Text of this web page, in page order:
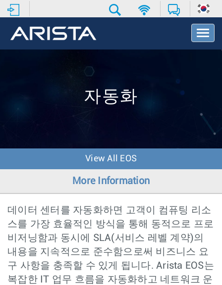
T
o
v
o
자동화
View All EOS
More Information
데이터 센터를 자동화하면 고객이 컴퓨팅 리소
스를 가장 효율적인 방식을 통해 동적으로 프로
비저닝함과 동시에 SLA(서비스 레벨 계약)의
내용을 지속적으로 준수함으로써 비즈니스 요
구 사항을 충족할 수 있게 됩니다. Arista EOS는
복잡한 IT 업무 흐름을 자동화하고 네트워크 운